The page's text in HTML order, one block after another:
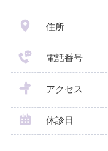
住所
電話番号
アクセス
休診日